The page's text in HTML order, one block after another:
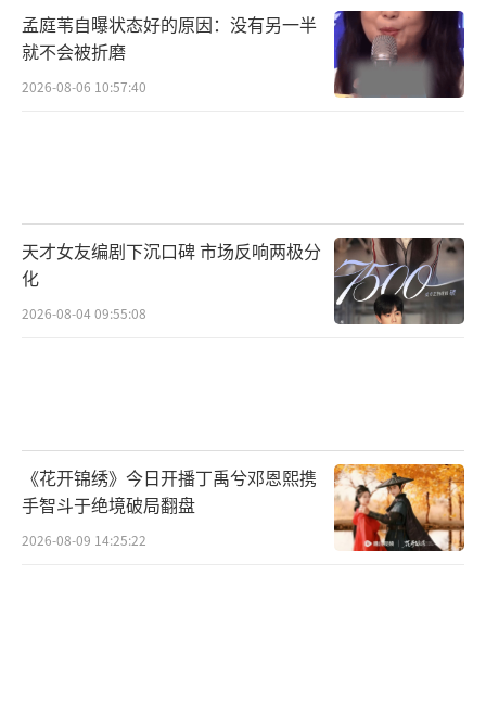
孟庭苇自曝状态好的原因：没有另一半
就不会被折磨
2026-08-06 10:57:40
天才女友编剧下沉口碑 市场反响两极分
化
2026-08-04 09:55:08
《花开锦绣》今日开播丁禹兮邓恩熙携
手智斗于绝境破局翻盘
2026-08-09 14:25:22